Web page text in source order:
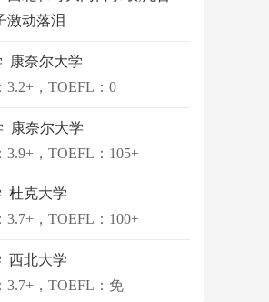
激动落泪
康奈尔大学
3.2+，TOEFL：0
康奈尔大学
3.9+，TOEFL：105+
杜克大学
3.7+，TOEFL：100+
西北大学
3.7+，TOEFL：免